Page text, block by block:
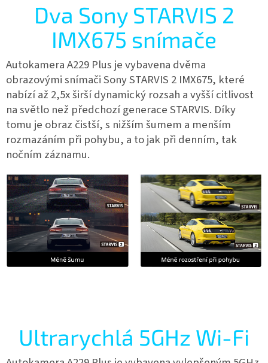
Dva Sony STARVIS 2
IMX675 snímače
Autokamera A229 Plus je vybavena dvěma
obrazovými snímači Sony STARVIS 2 IMX675, které
nabízí až 2,5x širší dynamický rozsah a vyšší citlivost
na světlo než předchozí generace STARVIS. Díky
tomu je obraz čistší, s nižším šumem a menším
rozmazáním při pohybu, a to jak při denním, tak
nočním záznamu.
Ultrarychlá 5GHz Wi-Fi